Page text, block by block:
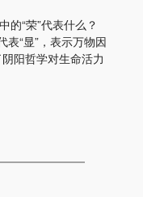
的“荣”代表什么？
表“显”，表示万物因
阳哲学对生命活力